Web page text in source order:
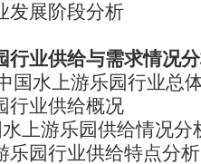
发展阶段分析
行业供给与需求情况
国水上游乐园行业总
行业供给概况
上游乐园供给情况分
乐园行业供给特点分析